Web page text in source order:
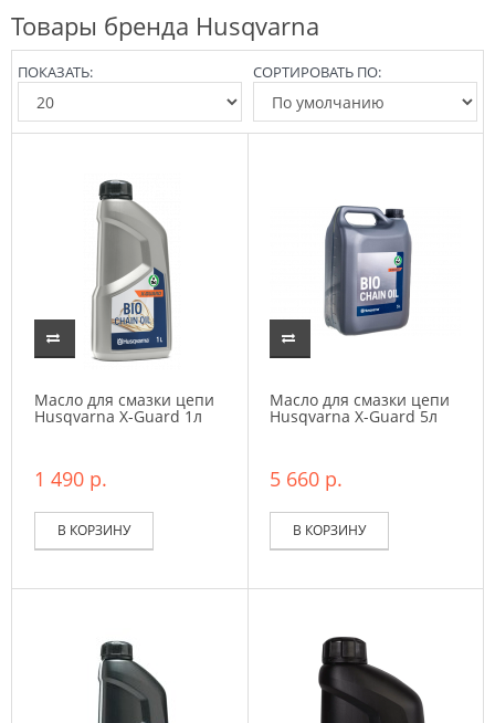
Товары бренда Husqvarna
СОРТИРОВАТЬ ПО:
ПОКАЗАТЬ:
Масло для смазки цепи
Husqvarna X-Guard 1л
1 490 р.
В КОРЗИНУ
Масло для смазки цепи
Husqvarna X-Guard 5л
5 660 р.
В КОРЗИНУ